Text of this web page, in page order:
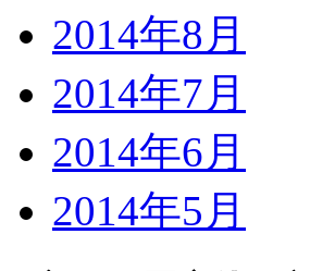
2014年8月
2014年7月
2014年6月
2014年5月